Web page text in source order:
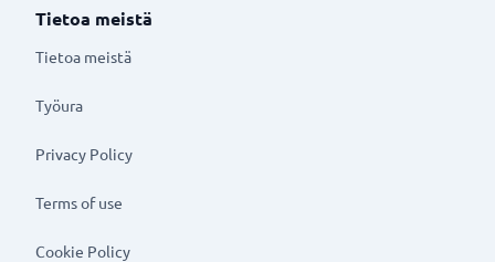
Tietoa meistä
Tietoa meistä
Työura
Privacy Policy
Terms of use
Cookie Policy